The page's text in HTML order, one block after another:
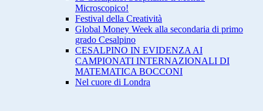
Microscopico!
Festival della Creatività
Global Money Week alla secondaria di primo
grado Cesalpino
CESALPINO IN EVIDENZA AI
CAMPIONATI INTERNAZIONALI DI
MATEMATICA BOCCONI
Nel cuore di Londra